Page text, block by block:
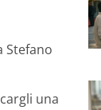
Stefano
una